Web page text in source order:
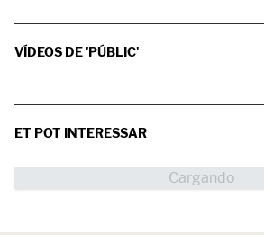
VÍDEOS DE 'PÚBLIC'
ET POT INTERESSAR